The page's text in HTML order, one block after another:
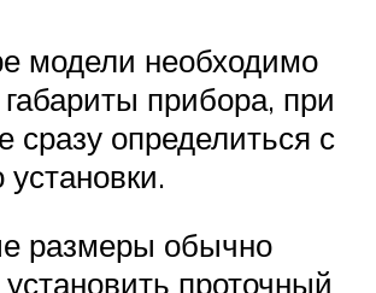
модели необходимо
прибора, при
сразу определиться с
размеры обычно
проточный